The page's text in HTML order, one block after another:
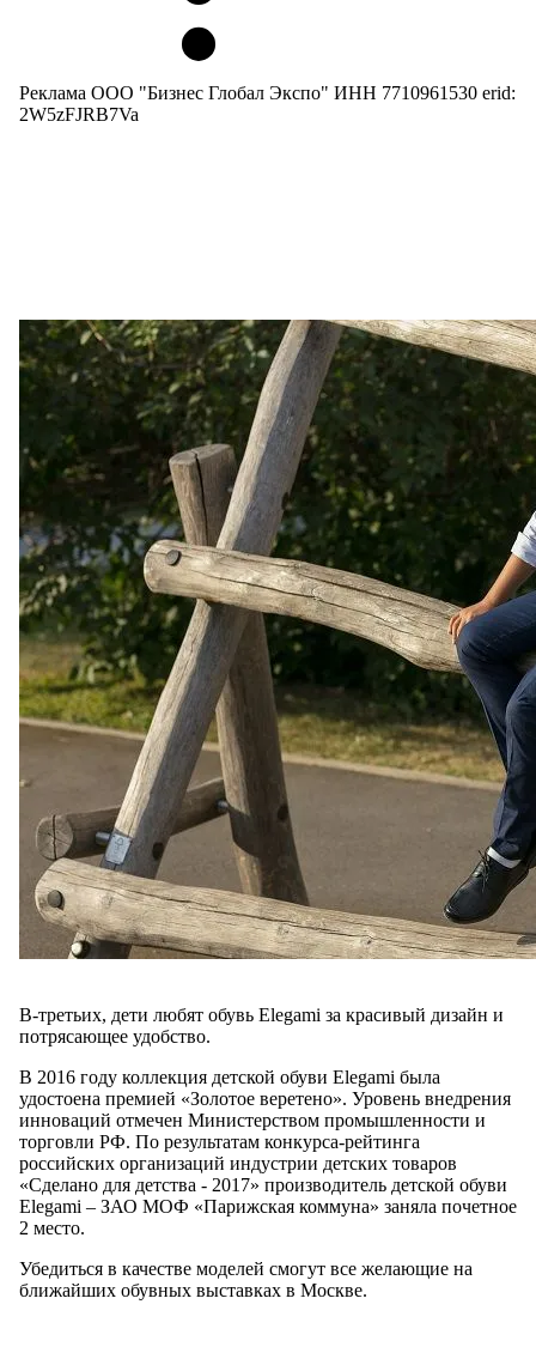
Реклама ООО "Бизнес Глобал Экспо" ИНН 7710961530 erid:
2W5zFJRB7Va
В-третьих, дети любят обувь Elegami за красивый дизайн и
потрясающее удобство.
В 2016 году коллекция детской обуви Elegami была
удостоена премией «Золотое веретено». Уровень внедрения
инноваций отмечен Министерством промышленности и
торговли РФ. По результатам конкурса-рейтинга
российских организаций индустрии детских товаров
«Сделано для детства - 2017» производитель детской обуви
Elegami – ЗАО МОФ «Парижская коммуна» заняла почетное
2 место.
Убедиться в качестве моделей смогут все желающие на
ближайших обувных выставках в Москве.